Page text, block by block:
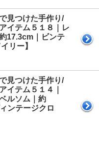
見つけた手作り/
イテム５１８｜レ
17.3cm｜ビンテ
リー】
見つけた手作り/
イテム５１４｜
ルソム｜約
ンテージクロ